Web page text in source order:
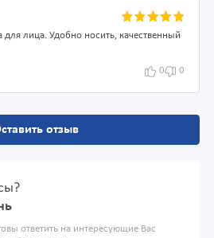
лица. Удобно носить, качественный
0 0
отзыв
ответить на интересующие Вас